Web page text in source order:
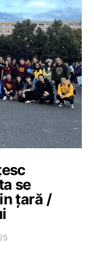
se
țară /